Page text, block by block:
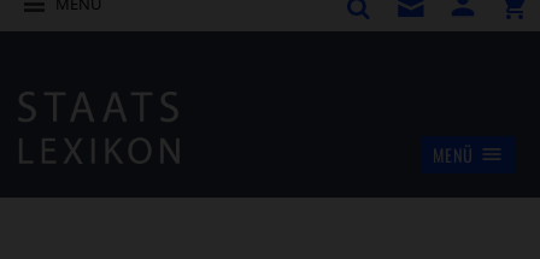
MENÜ